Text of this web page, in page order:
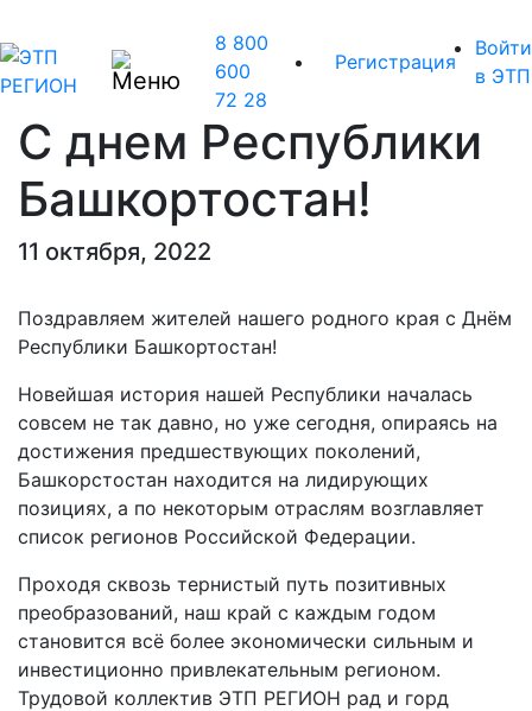
8 800
600
72 28
Регистрация
Войти
в ЭТП
С днем Республики
Башкортостан!
11 октября, 2022
Поздравляем жителей нашего родного края с Днём
Республики Башкортостан!
Новейшая история нашей Республики началась
совсем не так давно, но уже сегодня, опираясь на
достижения предшествующих поколений,
Башкорстостан находится на лидирующих
позициях, а по некоторым отраслям возглавляет
список регионов Российской Федерации.
Проходя сквозь тернистый путь позитивных
преобразований, наш край с каждым годом
становится всё более экономически сильным и
инвестиционно привлекательным регионом.
Трудовой коллектив ЭТП РЕГИОН рад и горд